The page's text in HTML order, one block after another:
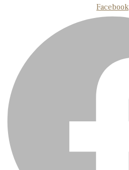
Facebook